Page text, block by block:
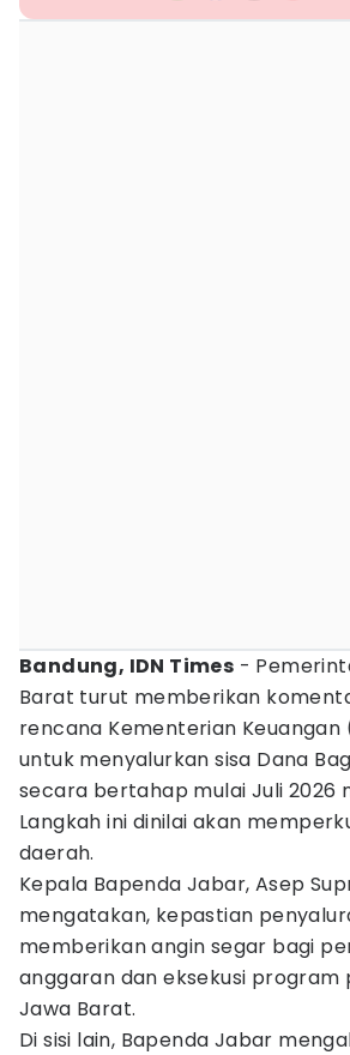
Bandung, IDN Times -
Barat turut memberikan
rencana Kementerian Keuangan
untuk menyalurkan sisa Dana
secara bertahap mulai Juli 2026
Langkah ini dinilai akan
daerah.
Kepala Bapenda Jabar, Asep
mengatakan, kepastian
memberikan angin segar bagi
anggaran dan eksekusi program
Jawa Barat.
Di sisi lain, Bapenda Jabar